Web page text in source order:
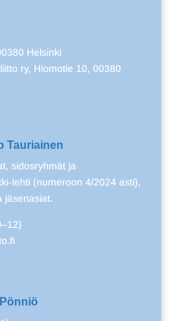
Helsinki
ry, Hiomotie 10, 00380
Tauriainen
sidosryhmät ja
lehti (numeroon 4/2024 asti),
jäsenasiat.